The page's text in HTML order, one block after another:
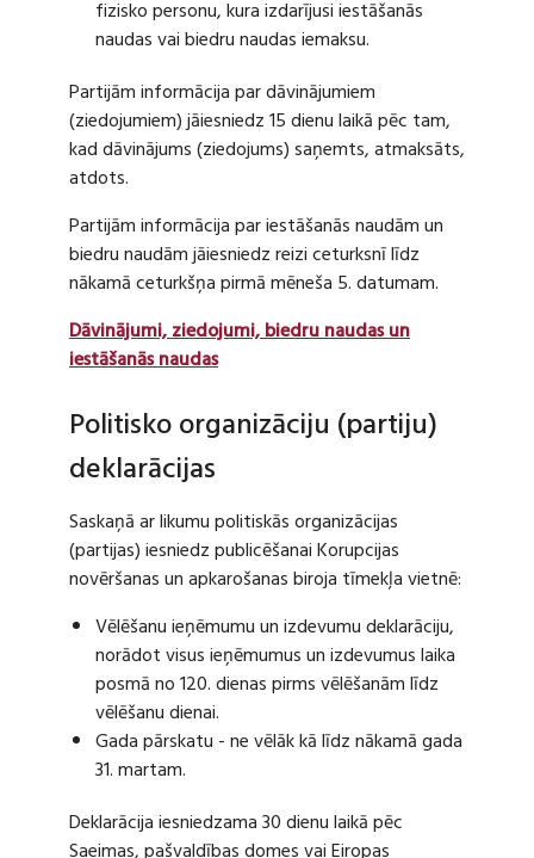
fizisko personu, kura izdarījusi iestāšanās
naudas vai biedru naudas iemaksu.
Partijām informācija par dāvinājumiem
(ziedojumiem) jāiesniedz 15 dienu laikā pēc tam,
kad dāvinājums (ziedojums) saņemts, atmaksāts,
atdots.
Partijām informācija par iestāšanās naudām un
biedru naudām jāiesniedz reizi ceturksnī līdz
nākamā ceturkšņa pirmā mēneša 5. datumam.
Dāvinājumi, ziedojumi, biedru naudas un
iestāšanās naudas
Politisko organizāciju (partiju)
deklarācijas
Saskaņā ar likumu politiskās organizācijas
(partijas) iesniedz publicēšanai Korupcijas
novēršanas un apkarošanas biroja tīmekļa vietnē:
Vēlēšanu ieņēmumu un izdevumu deklarāciju,
norādot visus ieņēmumus un izdevumus laika
posmā no 120. dienas pirms vēlēšanām līdz
vēlēšanu dienai.
Gada pārskatu - ne vēlāk kā līdz nākamā gada
31. martam.
Deklarācija iesniedzama 30 dienu laikā pēc
Saeimas, pašvaldības domes vai Eiropas